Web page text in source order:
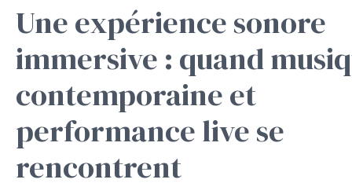
Une expérience sonore
immersive : quand
contemporaine et
performance live se
rencontrent